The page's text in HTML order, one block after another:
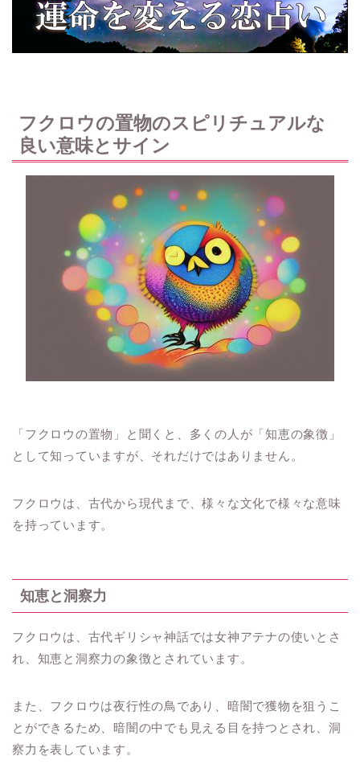
フクロウの置物のスピリチュアルな
良い意味とサイン
「フクロウの置物」と聞くと、多くの人が「知恵の象徴」
として知っていますが、それだけではありません。
フクロウは、古代から現代まで、様々な文化で様々な意味
を持っています。
知恵と洞察力
フクロウは、古代ギリシャ神話では女神アテナの使いとさ
れ、知恵と洞察力の象徴とされています。
また、フクロウは夜行性の鳥であり、暗闇で獲物を狙うこ
とができるため、暗闇の中でも見える目を持つとされ、洞
察力を表しています。